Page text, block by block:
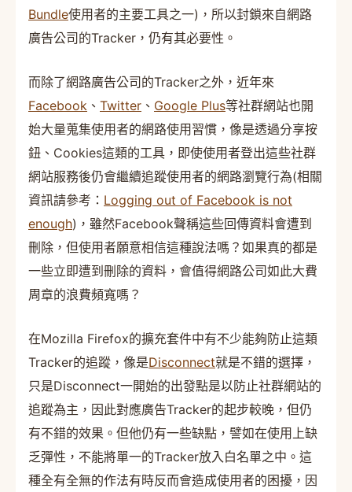
Bundle使用者的主要工具之一)，所以封鎖來自網路
廣告公司的Tracker，仍有其必要性。
而除了網路廣告公司的Tracker之外，近年來
Facebook 、 Twitter 、 Google Plus等社群網站也開
始大量蒐集使用者的網路使用習慣，像是透過分享按
鈕、Cookies這類的工具，即使使用者登出這些社群
網站服務後仍會繼續追蹤使用者的網路瀏覽行為(相關
資訊請參考： Logging out of Facebook is not
enough)，雖然Facebook聲稱這些回傳資料會遭到
刪除，但使用者願意相信這種說法嗎？如果真的都是
一些立即遭到刪除的資料，會值得網路公司如此大費
周章的浪費頻寬嗎？
在Mozilla Firefox的擴充套件中有不少能夠防止這類
Tracker的追蹤，像是Disconnect就是不錯的選擇，
只是Disconnect一開始的出發點是以防止社群網站的
追蹤為主，因此對應廣告Tracker的起步較晚，但仍
有不錯的效果。但他仍有一些缺點，譬如在使用上缺
乏彈性，不能將單一的Tracker放入白名單之中。這
種全有全無的作法有時反而會造成使用者的困擾，因